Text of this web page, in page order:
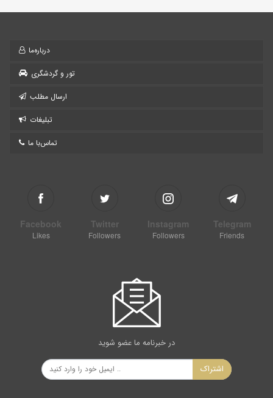
درباره‌ما
تور و گردشگری
ارسال مطلب
تبلیغات
تماس‌با ما
Facebook
Likes
Twitter
Followers
Instagram
Followers
Telegram
Friends
در خبرنامه ما عضو شوید
اشتراک